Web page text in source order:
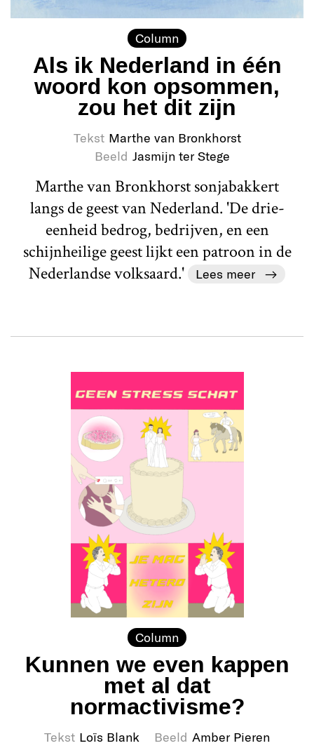
Column
Als ik Nederland in één
woord kon opsommen,
zou het dit zijn
Tekst Marthe van Bronkhorst
Beeld Jasmijn ter Stege
Marthe van Bronkhorst sonjabakkert
langs de geest van Nederland. 'De drie-
eenheid bedrog, bedrijven, en een
schijnheilige geest lijkt een patroon in de
Nederlandse volksaard.'
Lees meer
Column
Kunnen we even kappen
met al dat
normactivisme?
Tekst Loïs Blank Beeld Amber Pieren